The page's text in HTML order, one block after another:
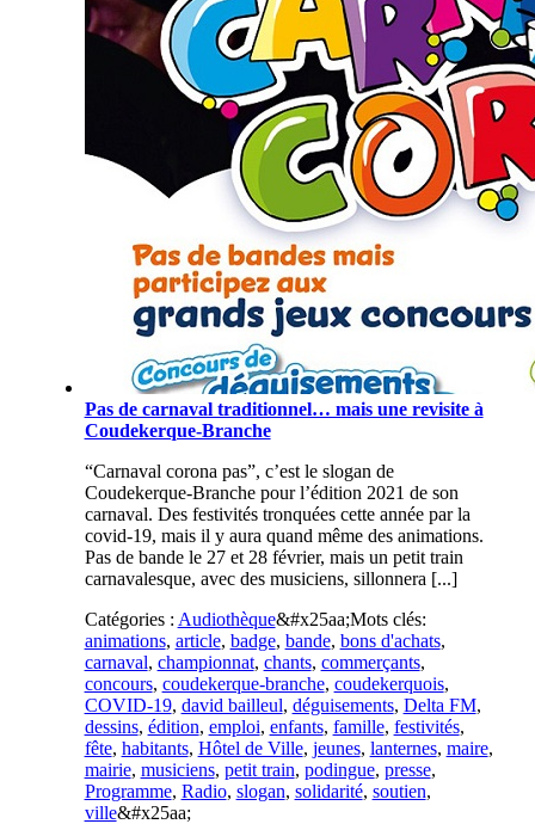
Pas de carnaval traditionnel… mais une revisite à
Coudekerque-Branche
“Carnaval corona pas”, c’est le slogan de
Coudekerque-Branche pour l’édition 2021 de son
carnaval. Des festivités tronquées cette année par la
covid-19, mais il y aura quand même des animations.
Pas de bande le 27 et 28 février, mais un petit train
carnavalesque, avec des musiciens, sillonnera [...]
Catégories : Audiothèque&#x25aa;Mots clés:
animations, article, badge, bande, bons d'achats,
carnaval, championnat, chants, commerçants,
concours, coudekerque-branche, coudekerquois,
COVID-19, david bailleul, déguisements, Delta FM,
dessins, édition, emploi, enfants, famille, festivités,
fête, habitants, Hôtel de Ville, jeunes, lanternes, maire,
mairie, musiciens, petit train, podingue, presse,
Programme, Radio, slogan, solidarité, soutien,
ville&#x25aa;